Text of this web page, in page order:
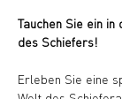
Tauchen Sie ein
des Schiefers!
Erleben Sie eine